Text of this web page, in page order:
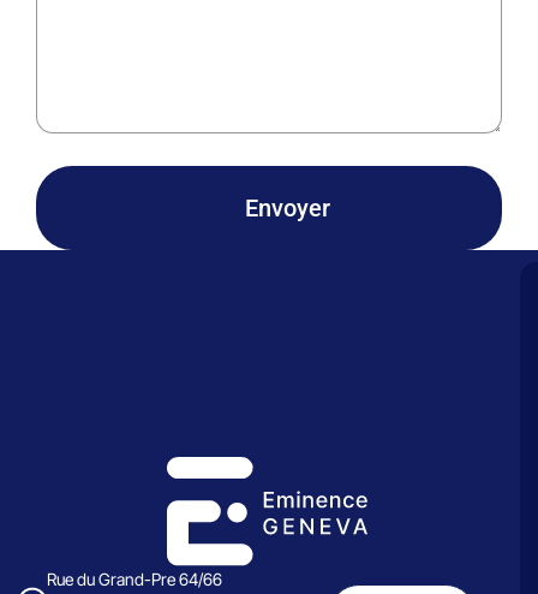
Envoyer
Rue du Grand-Pre 64/66